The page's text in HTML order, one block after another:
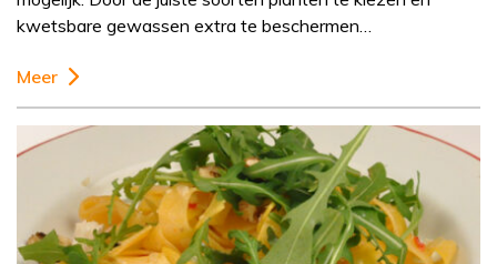
kwetsbare gewassen extra te beschermen…
Meer